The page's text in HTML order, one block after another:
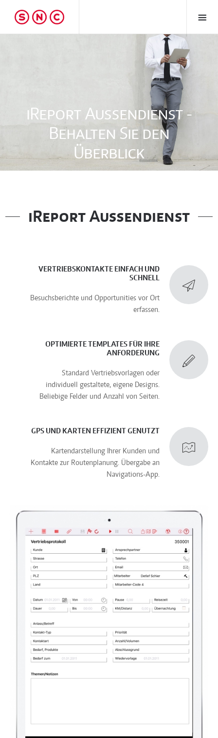
iReport Außendienst -
Behalten Sie den
Überblick
iReport Außendienst
VERTRIEBSKONTAKTE EINFACH UND
SCHNELL
Besuchsberichte und Opportunities vor Ort
erfassen.
OPTIMIERTE TEMPLATES FÜR IHRE
ANFORDERUNG
Standard Vertriebsvorlagen oder
individuell gestaltete, eigene Designs.
Beliebige Felder und Anzahl von Seiten.
GPS UND KARTEN EFFIZIENT GENUTZT
Kartendarstellung Ihrer Kunden und
Kontakte zur Routenplanung. Übergabe an
Navigations-App.